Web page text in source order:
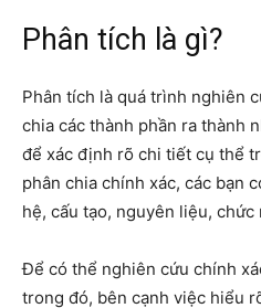
Phân tích là gì?
Phân tích là quá trình nghiên
chia các thành phần ra thành
để xác định rõ chi tiết cụ thể
phân chia chính xác, các bạn
hệ, cấu tạo, nguyên liệu,
Để có thể nghiên cứu chính
trong đó, bên cạnh việc hiểu